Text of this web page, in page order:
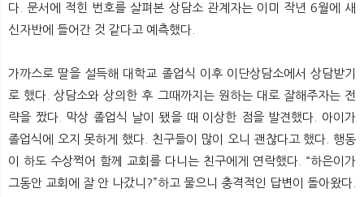
다. 문서에 적힌 번호를 살펴본 상담소 관계자는 이미 작년 6월에 새
신자반에 들어간 것 같다고 예측했다.
가까스로 딸을 설득해 대학교 졸업식 이후 이단상담소에서 상담받기
로 했다. 상담소와 상의한 후 그때까지는 원하는 대로 잘해주자는 전
략을 짰다. 막상 졸업식 날이 됐을 때 이상한 점을 발견했다. 아이가
졸업식에 오지 못하게 했다. 친구들이 많이 오니 괜찮다고 했다. 행동
이 하도 수상쩍어 함께 교회를 다니는 친구에게 연락했다. “하은이가
그동안 교회에 잘 안 나갔니?”하고 물으니 충격적인 답변이 돌아왔다.